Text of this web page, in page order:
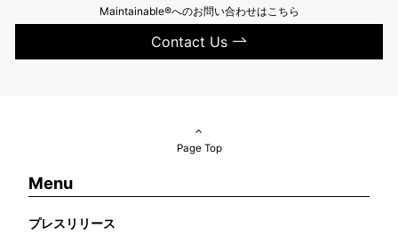
Maintainable®へのお問い合わせはこちら
Contact Us
Page Top
Menu
プレスリリース